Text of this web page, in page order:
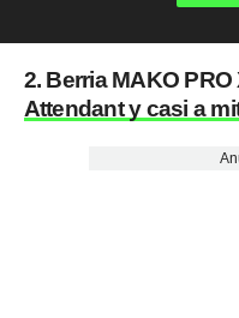
2. Berria MAKO PRO
Attendant y casi a